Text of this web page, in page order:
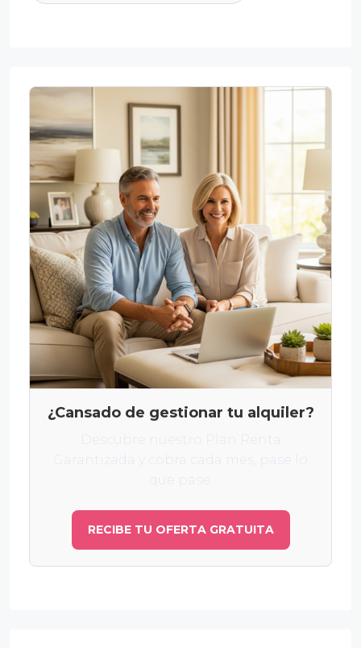
¿Cansado de gestionar tu alquiler?
RECIBE TU OFERTA GRATUITA